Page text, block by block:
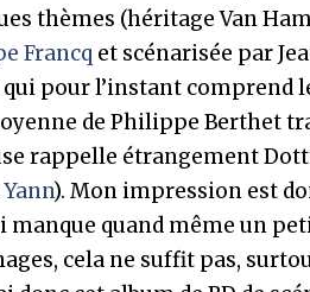
thèmes (héritage Van
Francq et scénarisée par
pour l’instant comprend
de Philippe Berthet
rappelle étrangement
Yann). Mon impression est
quand même un
cela ne suffit pas,